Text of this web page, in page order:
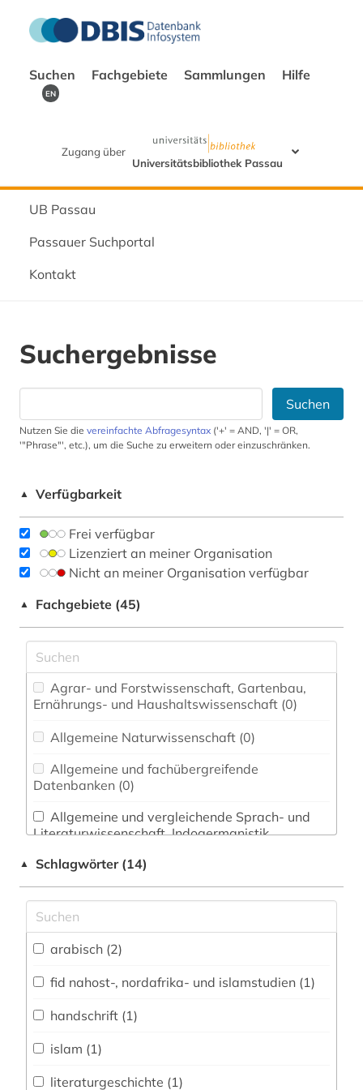
Suchen Fachgebiete Sammlungen Hilfe
EN
Zugang über
Universitätsbibliothek Passau
UB Passau
Passauer Suchportal
Kontakt
Suchergebnisse
Suchen
Nutzen Sie die vereinfachte Abfragesyntax ('+' = AND, '|' = OR,
'"Phrase"', etc.), um die Suche zu erweitern oder einzuschränken.
▲ Verfügbarkeit
Frei verfügbar
Lizenziert an meiner Organisation
Nicht an meiner Organisation verfügbar
▲ Fachgebiete (45)
Ernährungs- und Haushaltswissenschaft (0)
Allgemeine Naturwissenschaft (0)
Datenbanken (0)
Literaturwissenschaft. Indogermanistik.
Anglistik. Amerikanistik (0)
▲ Schlagwörter (14)
arabisch (2)
fid nahost-, nordafrika- und islamstudien (1)
handschrift (1)
islam (1)
literaturgeschichte (1)